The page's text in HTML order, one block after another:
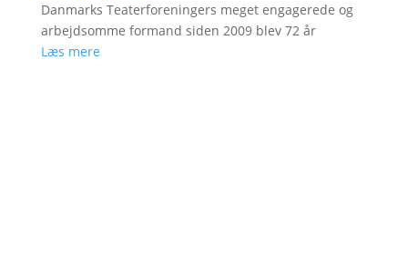
Danmarks Teaterforeningers meget engagerede og
arbejdsomme formand siden 2009 blev 72 år
Læs mere